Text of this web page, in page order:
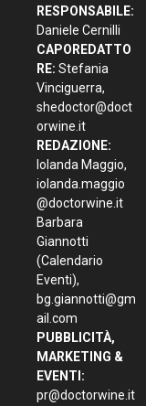
RESPONSABILE:
Daniele Cernilli
CAPOREDATTO
RE: Stefania
Vinciguerra,
shedoctor@doct
orwine.it
REDAZIONE:
Iolanda Maggio,
iolanda.maggio
@doctorwine.it
Barbara
Giannotti
(Calendario
Eventi),
bg.giannotti@gm
ail.com
PUBBLICITÀ,
MARKETING &
EVENTI:
pr@doctorwine.it